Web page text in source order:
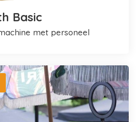
Basic
met personeel